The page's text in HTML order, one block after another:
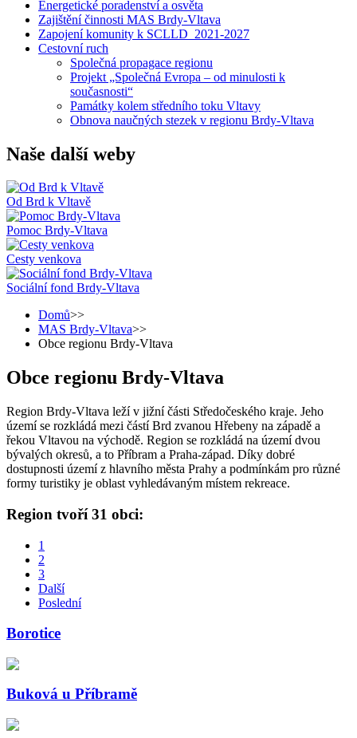
Energetické poradenství a osvěta
Zajištění činnosti MAS Brdy-Vltava
Zapojení komunity k SCLLD_2021-2027
Cestovní ruch
Společná propagace regionu
Projekt „Společná Evropa – od minulosti k
současnosti“
Památky kolem středního toku Vltavy
Obnova naučných stezek v regionu Brdy-Vltava
Naše další weby
Od Brd k Vltavě
Pomoc Brdy-Vltava
Cesty venkova
Sociální fond Brdy-Vltava
Domů>>
MAS Brdy-Vltava>>
Obce regionu Brdy-Vltava
Obce regionu Brdy-Vltava
Region Brdy-Vltava leží v jižní části Středočeského kraje. Jeho
území se rozkládá mezi částí Brd zvanou Hřebeny na západě a
řekou Vltavou na východě. Region se rozkládá na území dvou
bývalých okresů, a to Příbram a Praha-západ. Díky dobré
dostupnosti území z hlavního města Prahy a podmínkám pro různé
formy turistiky je oblast vyhledávaným místem rekreace.
Region tvoří 31 obci:
1
2
3
Další
Poslední
Borotice
Buková u Příbramě